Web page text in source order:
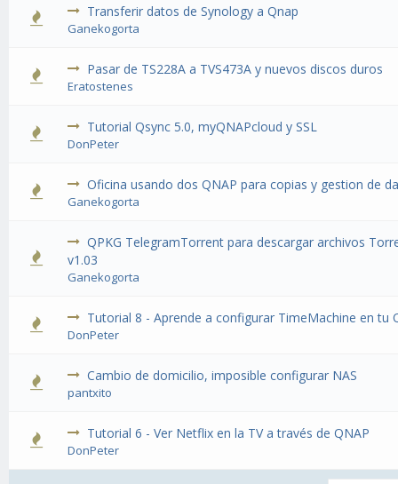
Transferir datos de Synology a Qnap
Ganekogorta
Pasar de TS228A a TVS473A y nuevos discos duros
Eratostenes
Tutorial Qsync 5.0, myQNAPcloud y SSL
DonPeter
Oficina usando dos QNAP para copias y gestion de
Ganekogorta
QPKG TelegramTorrent para descargar archivos
v1.03
Ganekogorta
Tutorial 8 - Aprende a configurar TimeMachine en tu
DonPeter
Cambio de domicilio, imposible configurar NAS
pantxito
Tutorial 6 - Ver Netflix en la TV a través de QNAP
DonPeter